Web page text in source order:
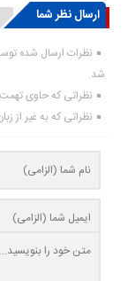
ارسال نظر شما
انتشار یافته : ۰
نظرات ارسال شده
شد.
نظراتی که حاوی
نظراتی که به غیر از